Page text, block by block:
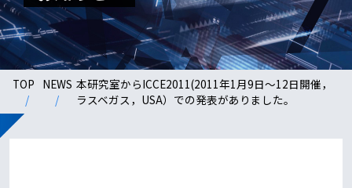
TOP NEWS 本研究室からICCE2011(2011年1月9日〜12日開催，
ラスベガス，USA）での発表がありました。